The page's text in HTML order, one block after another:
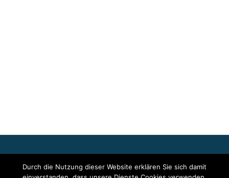
Event bzw. das Stellenangebot sowie für das angezeigte Bild- und
Durch die Nutzung dieser Website erklären Sie sich damit